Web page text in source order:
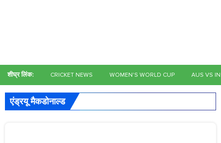
शीघ्र लिंक: CRICKET NEWS WOMEN'S WORLD CUP AUS VS
एंड्रयू मैकडोनाल्ड